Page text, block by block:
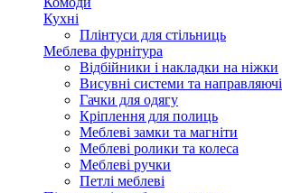
Кухні
Плінтуси для стільниць
Меблева фурнітура
Відбійники і накладки на ніжки
Висувні системи та направляючі
Гачки для одягу
Кріплення для полиць
Меблеві замки та магніти
Меблеві ролики та колеса
Меблеві ручки
Петлі меблеві